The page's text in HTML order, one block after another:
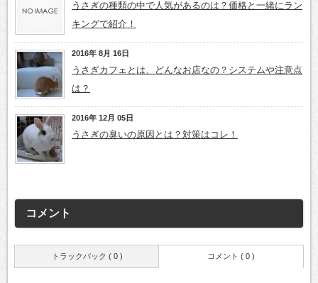
うさぎの種類の中で人気があるのは？価格と一緒にラン
キングで紹介！
2016年 8月 16日
うさぎカフェとは、どんなお店なの？システムや注意点
は？
2016年 12月 05日
うさぎの臭いの原因とは？対策はコレ！
コメント
トラックバック ( 0 ) コメント ( 0 )